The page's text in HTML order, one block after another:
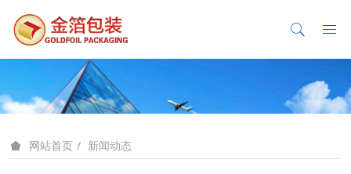
网站首页 新闻动态